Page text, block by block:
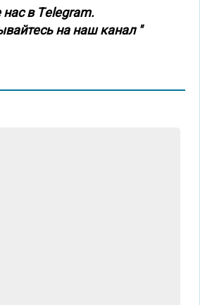
нас в Тelegram.
на наш канал "